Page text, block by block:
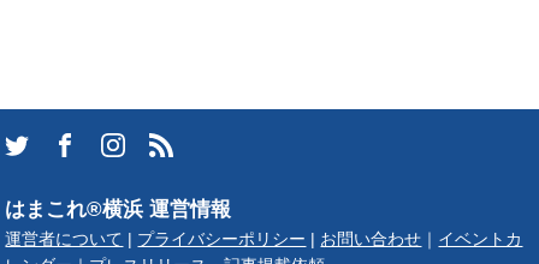
はまこれ®横浜 運営情報
運営者について プライバシーポリシー お問い合わせ
イベントカ